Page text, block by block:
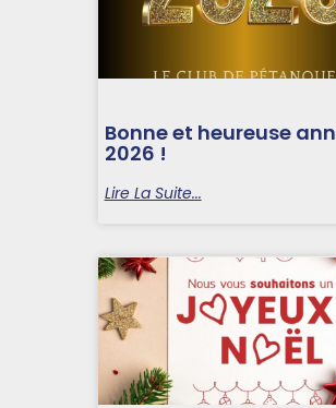
Bonne et heureuse
2026 !
Lire La Suite...